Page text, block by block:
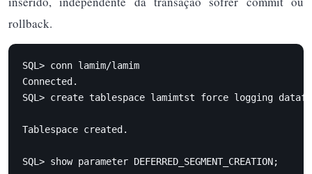
rollback.
SQL> conn lamim/lamim
Connected.
SQL> create tablespace lamimtst force logging
Tablespace created.
SQL> show parameter DEFERRED_SEGMENT_CREATION;